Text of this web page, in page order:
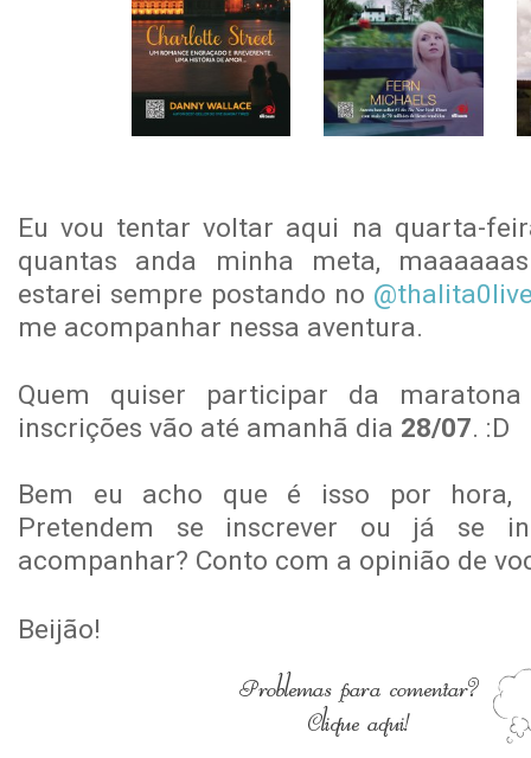
Eu vou tentar voltar aqui na quarta-
quantas anda minha meta,
estarei sempre postando no
me acompanhar nessa aventura.
Quem quiser participar da
inscrições vão até amanhã dia 28/07. :D
Bem eu acho que é isso por hora,
Pretendem se inscrever ou já se
acompanhar? Conto com a opinião de
Beijão!